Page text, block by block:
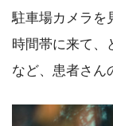
駐車場カメラを
時間帯に来て、
など、患者さん